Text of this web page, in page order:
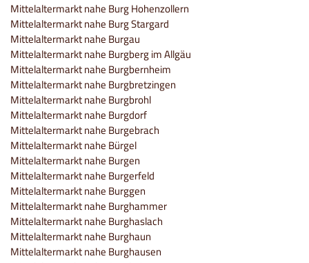
Mittelaltermarkt nahe Burg Hohenzollern
Mittelaltermarkt nahe Burg Stargard
Mittelaltermarkt nahe Burgau
Mittelaltermarkt nahe Burgberg im Allgäu
Mittelaltermarkt nahe Burgbernheim
Mittelaltermarkt nahe Burgbretzingen
Mittelaltermarkt nahe Burgbrohl
Mittelaltermarkt nahe Burgdorf
Mittelaltermarkt nahe Burgebrach
Mittelaltermarkt nahe Bürgel
Mittelaltermarkt nahe Burgen
Mittelaltermarkt nahe Burgerfeld
Mittelaltermarkt nahe Burggen
Mittelaltermarkt nahe Burghammer
Mittelaltermarkt nahe Burghaslach
Mittelaltermarkt nahe Burghaun
Mittelaltermarkt nahe Burghausen